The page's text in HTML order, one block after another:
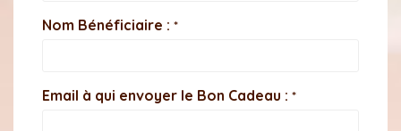
Nom Bénéficiaire :*
Email à qui envoyer le Bon Cadeau :*